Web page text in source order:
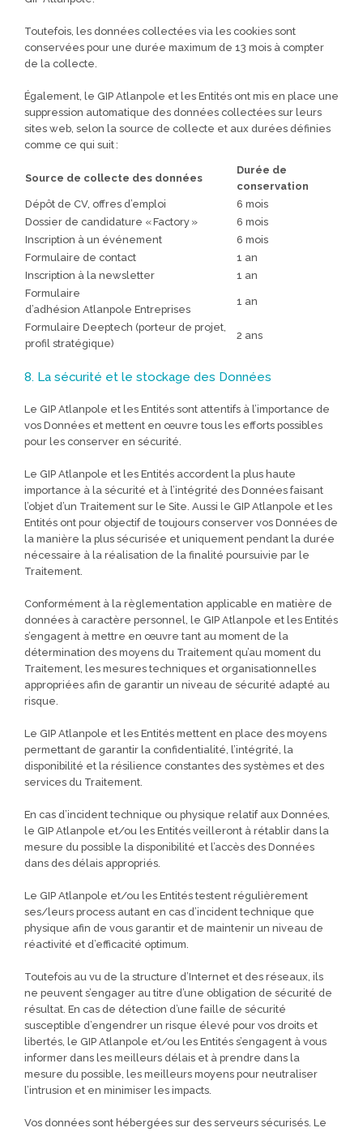
Toutefois, les données collectées via les cookies sont
conservées pour une durée maximum de 13 mois à compter
de la collecte.
Également, le GIP Atlanpole et les Entités ont mis en place une
suppression automatique des données collectées sur leurs
sites web, selon la source de collecte et aux durées définies
comme ce qui suit :
Source de collecte des données
Durée de
conservation
Dépôt de CV, offres d’emploi
6 mois
Dossier de candidature « Factory »
6 mois
Inscription à un événement
6 mois
Formulaire de contact
1 an
Inscription à la newsletter
1 an
Formulaire
d’adhésion Atlanpole Entreprises
1 an
Formulaire Deeptech (porteur de projet,
profil stratégique)
2 ans
8. La sécurité et le stockage des Données
Le GIP Atlanpole et les Entités sont attentifs à l’importance de
vos Données et mettent en œuvre tous les efforts possibles
pour les conserver en sécurité.
Le GIP Atlanpole et les Entités accordent la plus haute
importance à la sécurité et à l’intégrité des Données faisant
l’objet d’un Traitement sur le Site. Aussi le GIP Atlanpole et les
Entités ont pour objectif de toujours conserver vos Données de
la manière la plus sécurisée et uniquement pendant la durée
nécessaire à la réalisation de la finalité poursuivie par le
Traitement.
Conformément à la règlementation applicable en matière de
données à caractère personnel, le GIP Atlanpole et les Entités
s’engagent à mettre en œuvre tant au moment de la
détermination des moyens du Traitement qu’au moment du
Traitement, les mesures techniques et organisationnelles
appropriées afin de garantir un niveau de sécurité adapté au
risque.
Le GIP Atlanpole et les Entités mettent en place des moyens
permettant de garantir la confidentialité, l’intégrité, la
disponibilité et la résilience constantes des systèmes et des
services du Traitement.
En cas d’incident technique ou physique relatif aux Données,
le GIP Atlanpole et/ou les Entités veilleront à rétablir dans la
mesure du possible la disponibilité et l’accès des Données
dans des délais appropriés.
Le GIP Atlanpole et/ou les Entités testent régulièrement
ses/leurs process autant en cas d’incident technique que
physique afin de vous garantir et de maintenir un niveau de
réactivité et d’efficacité optimum.
Toutefois au vu de la structure d’Internet et des réseaux, ils
ne peuvent s’engager au titre d’une obligation de sécurité de
résultat. En cas de détection d’une faille de sécurité
susceptible d’engendrer un risque élevé pour vos droits et
libertés, le GIP Atlanpole et/ou les Entités s’engagent à vous
informer dans les meilleurs délais et à prendre dans la
mesure du possible, les meilleurs moyens pour neutraliser
l’intrusion et en minimiser les impacts.
Vos données sont hébergées sur des serveurs sécurisés. Le